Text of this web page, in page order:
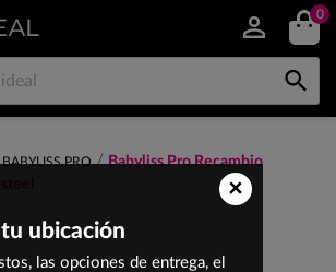
0

BABYLISS PRO
Babyliss Pro Recambio
×
tu ubicación
las opciones de entrega, el